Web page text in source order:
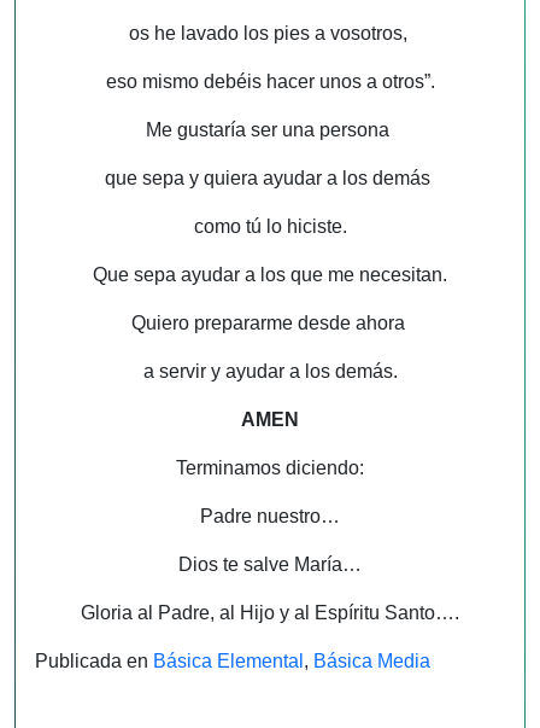
os he lavado los pies a vosotros,
eso mismo debéis hacer unos a otros”.
Me gustaría ser una persona
que sepa y quiera ayudar a los demás
como tú lo hiciste.
Que sepa ayudar a los que me necesitan.
Quiero prepararme desde ahora
a servir y ayudar a los demás.
AMEN
Terminamos diciendo:
Padre nuestro…
Dios te salve María…
Gloria al Padre, al Hijo y al Espíritu Santo….
Publicada en Básica Elemental , Básica Media